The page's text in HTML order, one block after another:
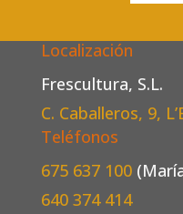
Localización
Frescultura, S.L.
C. Caballeros, 9,
Teléfonos
675 637 100
640 374 414